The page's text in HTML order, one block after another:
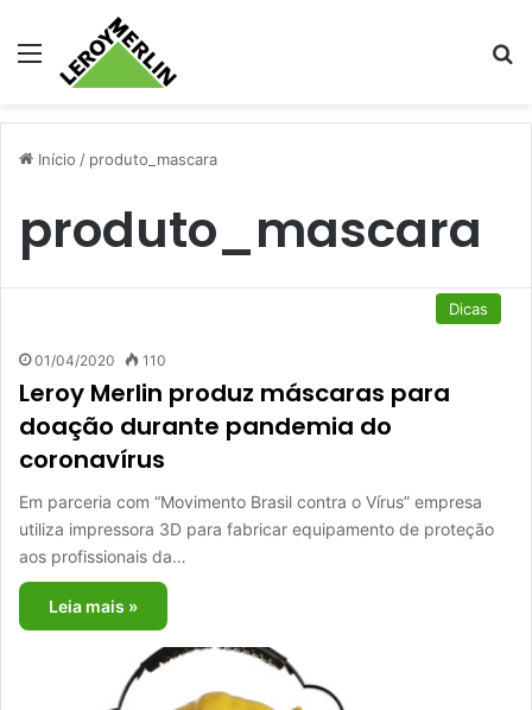
Menu
Início / produto_mascara
produto_mascara
Dicas
01/04/2020 110
Leroy Merlin produz máscaras para
doação durante pandemia do
coronavírus
Em parceria com “Movimento Brasil contra o Vírus” empresa
utiliza impressora 3D para fabricar equipamento de proteção
aos profissionais da…
Leia mais »